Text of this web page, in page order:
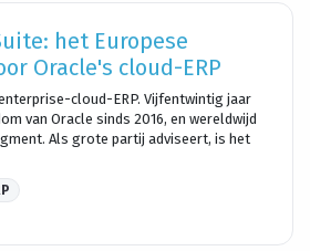
het Europese
Oracle's cloud-ERP
cloud-ERP. Vijfentwintig jaar
van Oracle sinds 2016, en wereldwijd
Als grote partij adviseert, is het